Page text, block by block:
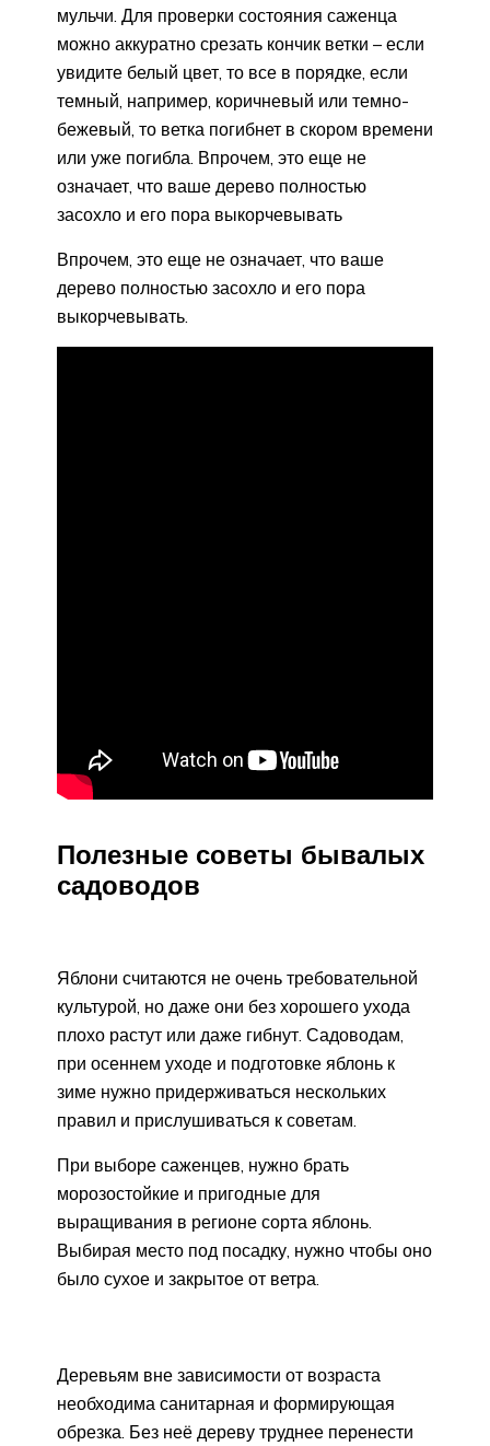
мульчи. Для проверки состояния саженца
можно аккуратно срезать кончик ветки – если
увидите белый цвет, то все в порядке, если
темный, например, коричневый или темно-
бежевый, то ветка погибнет в скором времени
или уже погибла. Впрочем, это еще не
означает, что ваше дерево полностью
засохло и его пора выкорчевывать
Впрочем, это еще не означает, что ваше
дерево полностью засохло и его пора
выкорчевывать.
Полезные советы бывалых
садоводов
Яблони считаются не очень требовательной
культурой, но даже они без хорошего ухода
плохо растут или даже гибнут. Садоводам,
при осеннем уходе и подготовке яблонь к
зиме нужно придерживаться нескольких
правил и прислушиваться к советам.
При выборе саженцев, нужно брать
морозостойкие и пригодные для
выращивания в регионе сорта яблонь.
Выбирая место под посадку, нужно чтобы оно
было сухое и закрытое от ветра.
Деревьям вне зависимости от возраста
необходима санитарная и формирующая
обрезка. Без неё дереву труднее перенести